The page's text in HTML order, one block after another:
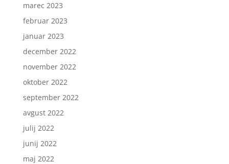
marec 2023
februar 2023
januar 2023
december 2022
november 2022
oktober 2022
september 2022
avgust 2022
julij 2022
junij 2022
maj 2022